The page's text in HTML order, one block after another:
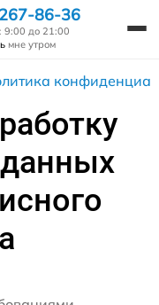
86-36
9:00 до 21:00
мне утром